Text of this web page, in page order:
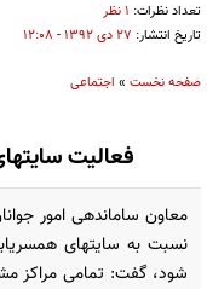
تعداد نظرات: ۱ نظر
تاریخ انتشار: ۲۷ دی ۱۳۹۲ - ۱۲:۰۸
صفحه نخست » اجتماعی
فعالیت
معاون ساماندهی امور
نسبت به سایتهای
شود، گفت: تمامی مراکز